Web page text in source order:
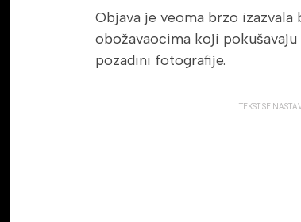
Objava je veoma brzo
obožavaocima koji
pozadini fotografije.
TEKST SE